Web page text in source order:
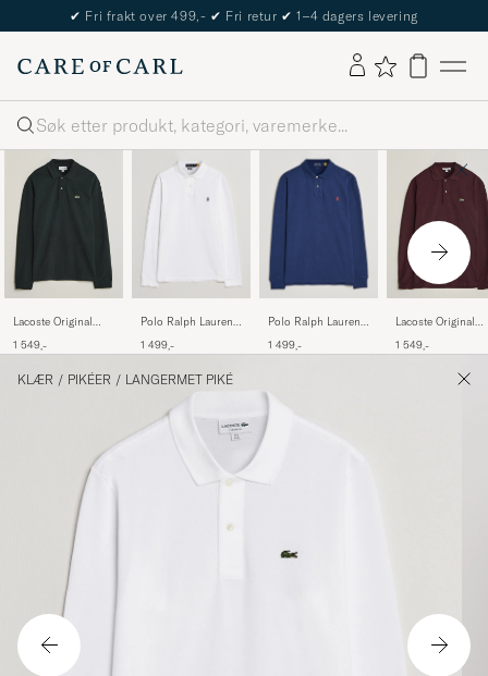
The Care of Carl Passport
Søk
Lacoste Original
Piké Dark Varech
1 549,-
Polo Ralph Lauren
Polo White
1 499,-
Polo Ralph Lauren
Polo Newport Navy
1 499,-
Lacoste Original
Piké Oxalis
1 549,-
KLÆR / PIKÉER / LANGERMET PIKÉ